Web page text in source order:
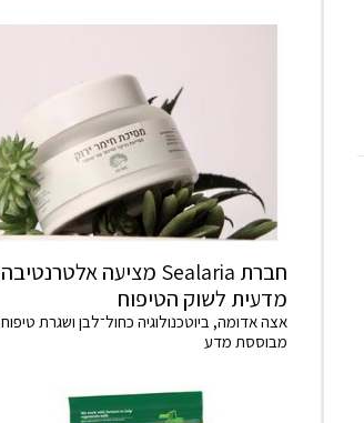
חברת Sealaria מציעה אלטרנטיבה
מדעית לשוק הטיפוח
אצה אדומה, ביוטכנולוגיה כחול־לבן ושגרת טיפוח
מבוססת מדע